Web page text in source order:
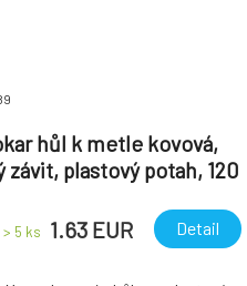
hůl k metle kovová,
závit, plastový potah, 120
5 ks 1.63 EUR Detail